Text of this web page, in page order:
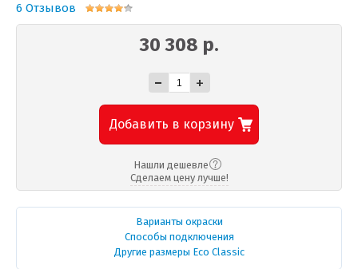
6 Отзывов
30 308 р.
- +
Добавить в корзину
Нашли дешевле
Сделаем цену лучше!
Варианты окраски
Способы подключения
Другие размеры Eco Classic